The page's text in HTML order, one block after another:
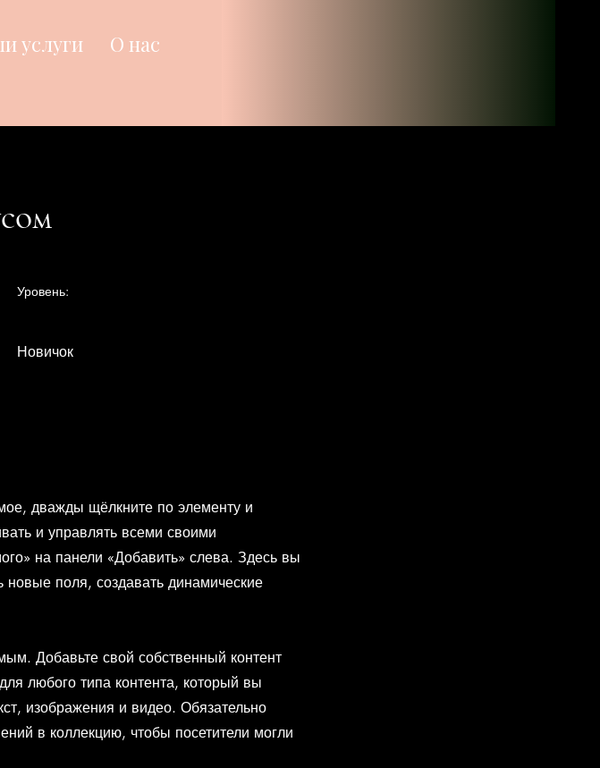
услуги О нас
Уровень:
Новичок
дважды щёлкните по элементу и
и управлять всеми своими
на панели «Добавить» слева. Здесь вы
поля, создавать динамические
Добавьте свой собственный контент
любого типа контента, который вы
изображения и видео. Обязательно
в коллекцию, чтобы посетители могли